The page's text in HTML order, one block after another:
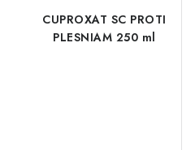
CUPROXAT SC PROTI
PLESNIAM 250 ml